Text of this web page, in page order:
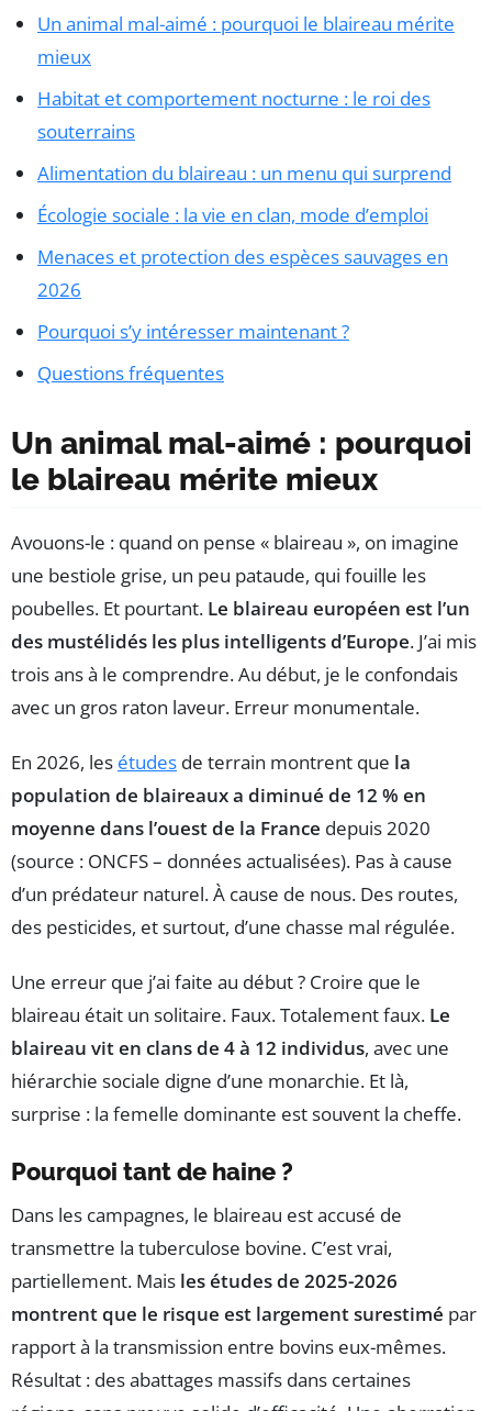
Un animal mal-aimé : pourquoi le blaireau mérite
mieux
Habitat et comportement nocturne : le roi des
souterrains
Alimentation du blaireau : un menu qui surprend
Écologie sociale : la vie en clan, mode d’emploi
Menaces et protection des espèces sauvages en
2026
Pourquoi s’y intéresser maintenant ?
Questions fréquentes
Un animal mal-aimé : pourquoi
le blaireau mérite mieux
Avouons-le : quand on pense « blaireau », on imagine
une bestiole grise, un peu pataude, qui fouille les
poubelles. Et pourtant. Le blaireau européen est l’un
des mustélidés les plus intelligents d’Europe. J’ai mis
trois ans à le comprendre. Au début, je le confondais
avec un gros raton laveur. Erreur monumentale.
En 2026, les études de terrain montrent que la
population de blaireaux a diminué de 12 % en
moyenne dans l’ouest de la France depuis 2020
(source : ONCFS – données actualisées). Pas à cause
d’un prédateur naturel. À cause de nous. Des routes,
des pesticides, et surtout, d’une chasse mal régulée.
Une erreur que j’ai faite au début ? Croire que le
blaireau était un solitaire. Faux. Totalement faux. Le
blaireau vit en clans de 4 à 12 individus, avec une
hiérarchie sociale digne d’une monarchie. Et là,
surprise : la femelle dominante est souvent la cheffe.
Pourquoi tant de haine ?
Dans les campagnes, le blaireau est accusé de
transmettre la tuberculose bovine. C’est vrai,
partiellement. Mais les études de 2025-2026
montrent que le risque est largement surestimé par
rapport à la transmission entre bovins eux-mêmes.
Résultat : des abattages massifs dans certaines